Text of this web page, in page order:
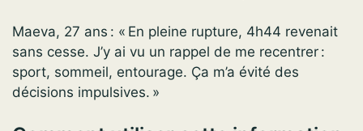
Maeva, 27 ans : « En pleine rupture, 4h44 revenait
sans cesse. J’y ai vu un rappel de me recentrer :
sport, sommeil, entourage. Ça m’a évité des
décisions impulsives. »